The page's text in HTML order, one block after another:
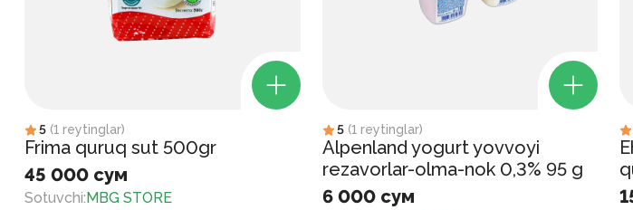
5 (1 reytinglar)
Frima quruq sut 500gr
45 000 сум
Sotuvchi:MBG STORE
5 (1 reytinglar)
Alpenland yogurt yovvoyi
rezavorlar-olma-nok 0,3% 95 g
6 000 сум